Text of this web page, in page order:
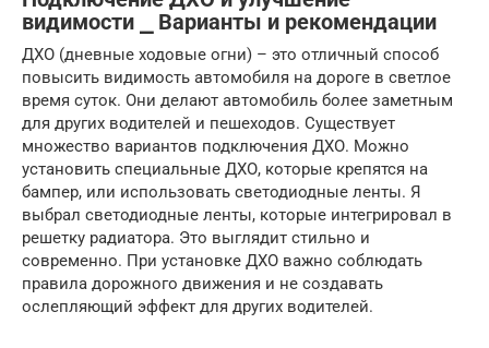
видимости ⎯ Варианты и рекомендации
ДХО (дневные ходовые огни) – это отличный способ
повысить видимость автомобиля на дороге в светлое
время суток. Они делают автомобиль более заметным
для других водителей и пешеходов. Существует
множество вариантов подключения ДХО. Можно
установить специальные ДХО, которые крепятся на
бампер, или использовать светодиодные ленты. Я
выбрал светодиодные ленты, которые интегрировал в
решетку радиатора. Это выглядит стильно и
современно. При установке ДХО важно соблюдать
правила дорожного движения и не создавать
ослепляющий эффект для других водителей.